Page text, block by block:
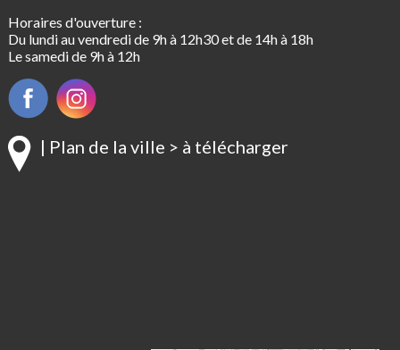
Horaires d'ouverture :
Du lundi au vendredi de 9h à 12h30 et de 14h à 18h
Le samedi de 9h à 12h
| Plan de la ville > à télécharger